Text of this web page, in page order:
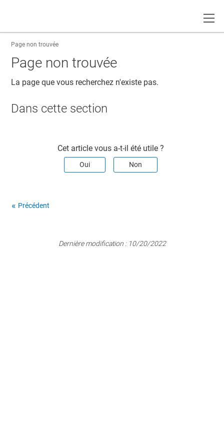
Page non trouvée
Page non trouvée
La page que vous recherchez n'existe pas.
Dans cette section​
Cet article vous a-t-il été utile ?
Oui Non
Précédent
Dernière modification : 10/20/2022